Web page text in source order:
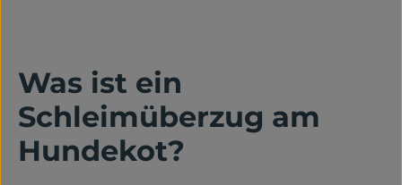
Was ist ein
Schleimüberzug am
Hundekot?